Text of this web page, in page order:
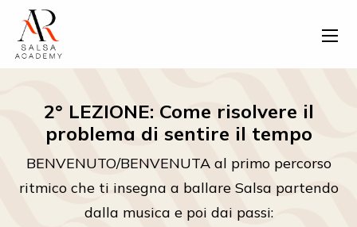
2° LEZIONE: Come risolvere il
problema di sentire il tempo
BENVENUTO/BENVENUTA al primo percorso
ritmico che ti insegna a ballare Salsa partendo
dalla musica e poi dai passi: